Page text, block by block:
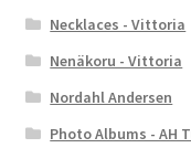
Necklaces - Vittoria
Nenäkoru - Vittoria
Nordahl Andersen
Photo Albums - AH